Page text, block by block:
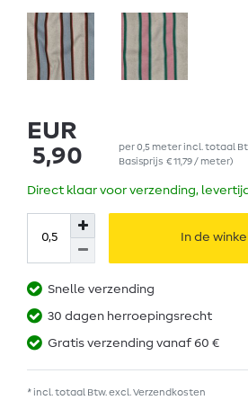
EUR
5,90
per0,5 meterincl. totaal
Basisprijs € 11,79 / meter)
Direct klaar voor verzending,
In de
Snelle verzending
30 dagen herroepingsrecht
Gratis verzending vanaf 60 €
* incl. totaal Btw. excl. Verzendkosten